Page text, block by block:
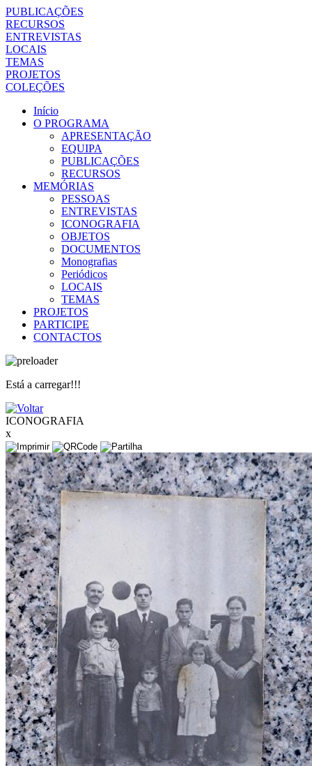
PUBLICAÇÕES
RECURSOS
ENTREVISTAS
LOCAIS
TEMAS
PROJETOS
COLEÇÕES
Início
O PROGRAMA
APRESENTAÇÃO
EQUIPA
PUBLICAÇÕES
RECURSOS
MEMÓRIAS
PESSOAS
ENTREVISTAS
ICONOGRAFIA
OBJETOS
DOCUMENTOS
Monografias
Periódicos
LOCAIS
TEMAS
PROJETOS
PARTICIPE
CONTACTOS
Está a carregar!!!
ICONOGRAFIA
x